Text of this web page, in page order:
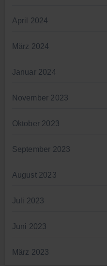
April 2024
März 2024
Januar 2024
November 2023
Oktober 2023
September 2023
August 2023
Juli 2023
Juni 2023
März 2023